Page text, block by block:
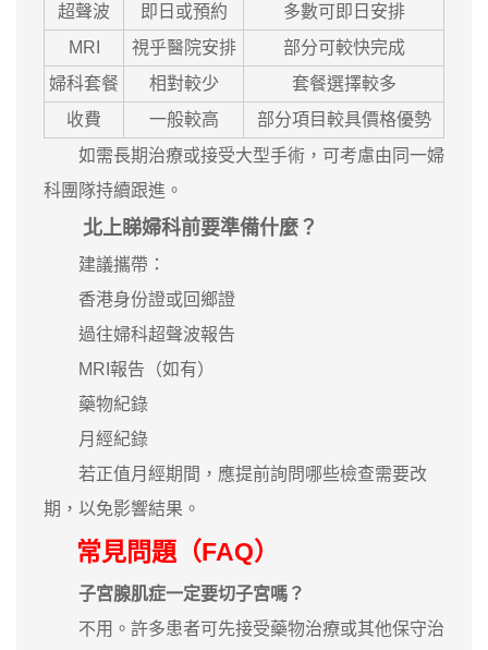
超聲波
即日或預約
多數可即日安排
MRI
視乎醫院安排
部分可較快完成
婦科套餐
相對較少
套餐選擇較多
收費
一般較高
部分項目較具價格優勢
如需長期治療或接受大型手術，可考慮由同一婦
科團隊持續跟進。
北上睇婦科前要準備什麼？
建議攜帶：
香港身份證或回鄉證
過往婦科超聲波報告
MRI報告（如有）
藥物紀錄
月經紀錄
若正值月經期間，應提前詢問哪些檢查需要改
期，以免影響結果。
常見問題（FAQ）
子宮腺肌症一定要切子宮嗎？
不用。許多患者可先接受藥物治療或其他保守治